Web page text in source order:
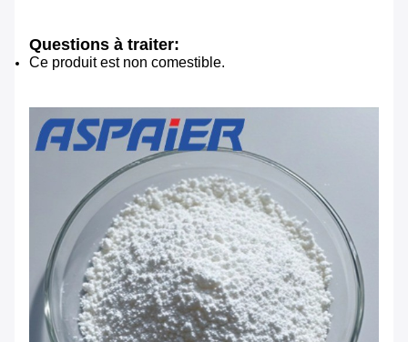
Questions à traiter:
Ce produit est non comestible.